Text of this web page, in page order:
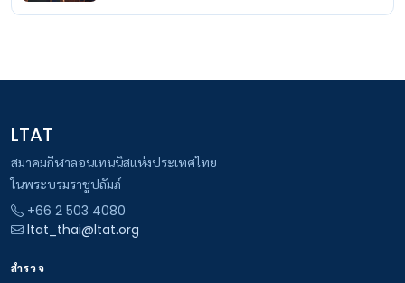
LTAT
สมาคมกีฬาลอนเทนนิสแห่งประเทศไทย
ในพระบรมราชูปถัมภ์
+66 2 503 4080
ltat_thai@ltat.org
สำรวจ